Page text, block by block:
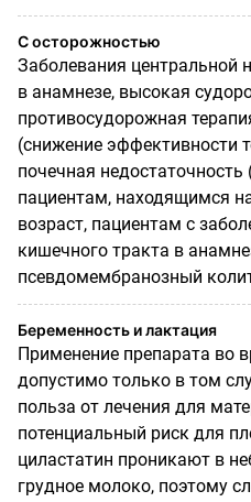
С осторожностью
Заболевания центральной
в анамнезе, высокая
противосудорожная
(снижение эффективности
почечная
пациентам, находящимся
возраст, пациентам с
кишечного тракта в
псевдомембранозный
Беременность и лактация
Применение препарата во
допустимо только в том
польза от лечения для
потенциальный риск для
циластатин проникают в
грудное молоко, поэтому